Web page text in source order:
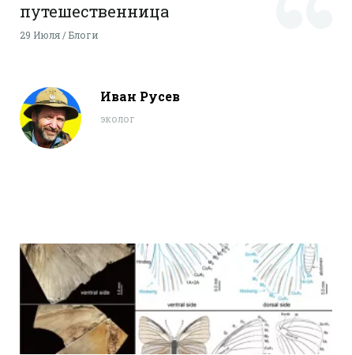
путешественница
29 Июля / Блоги
Иван Русев
эколог